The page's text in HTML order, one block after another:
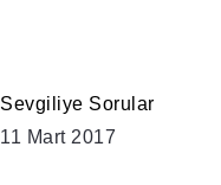
Sevgiliye Sorular
11 Mart 2017